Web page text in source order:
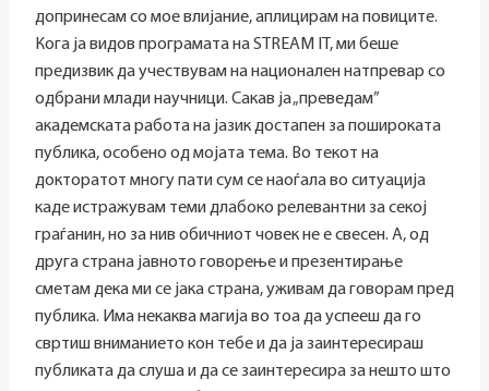
допринесам со мое влијание, аплицирам на повиците.
Кога ја видов програмата на STREAM IT, ми беше
предизвик да учествувам на национален натпревар со
одбрани млади научници. Сакав ја „преведам”
академската работа на јазик достапен за пошироката
публика, особено од мојата тема. Во текот на
докторатот многу пати сум се наоѓала во ситуација
каде истражувам теми длабоко релевантни за секој
граѓанин, но за нив обичниот човек не е свесен. А, од
друга страна јавното говорење и презентирање
сметам дека ми се јака страна, уживам да говорам пред
публика. Има некаква магија во тоа да успееш да го
свртиш вниманието кон тебе и да ја заинтересираш
публиката да слуша и да се заинтересира за нешто што